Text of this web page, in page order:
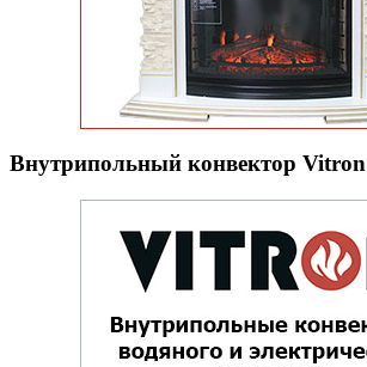
Внутрипольный конвектор Vitron